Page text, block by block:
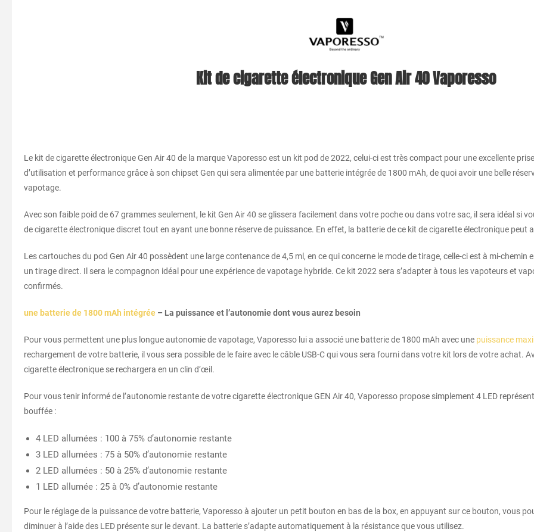
Kit de cigarette électronique Gen Air 40 Vaporesso
Le kit de cigarette électronique Gen Air 40 de la marque Vaporesso est un kit pod de 2022, celui-ci est très compact pour une excellente
d’utilisation et performance grâce à son chipset Gen qui sera alimentée par une batterie intégrée de 1800 mAh, de quoi avoir une belle
vapotage.
Avec son faible poid de 67 grammes seulement, le kit Gen Air 40 se glissera facilement dans votre poche ou dans votre sac, il sera idéal si
de cigarette électronique discret tout en ayant une bonne réserve de puissance. En effet, la batterie de ce kit de cigarette électronique peut
Les cartouches du pod Gen Air 40 possèdent une large contenance de 4,5 ml, en ce qui concerne le mode de tirage, celle-ci est à mi-chemin
un tirage direct. Il sera le compagnon idéal pour une expérience de vapotage hybride. Ce kit 2022 sera s’adapter à tous les vapoteurs et
confirmés.
une batterie de 1800 mAh intégrée – La puissance et l’autonomie dont vous aurez besoin
Pour vous permettent une plus longue autonomie de vapotage, Vaporesso lui a associé une batterie de 1800 mAh avec une puissance
rechargement de votre batterie, il vous sera possible de le faire avec le câble USB-C qui vous sera fourni dans votre kit lors de votre achat.
cigarette électronique se rechargera en un clin d’œil.
Pour vous tenir informé de l’autonomie restante de votre cigarette électronique GEN Air 40, Vaporesso propose simplement 4 LED
bouffée :
4 LED allumées : 100 à 75% d’autonomie restante
3 LED allumées : 75 à 50% d’autonomie restante
2 LED allumées : 50 à 25% d’autonomie restante
1 LED allumée : 25 à 0% d’autonomie restante
Pour le réglage de la puissance de votre batterie, Vaporesso à ajouter un petit bouton en bas de la box, en appuyant sur ce bouton, vous
diminuer à l’aide des LED présente sur le devant. La batterie s’adapte automatiquement à la résistance que vous utilisez.